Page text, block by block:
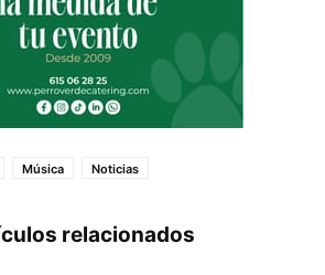
Música Noticias
relacionados